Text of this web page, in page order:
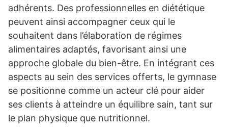
adhérents. Des professionnelles en diététique
peuvent ainsi accompagner ceux qui le
souhaitent dans l’élaboration de régimes
alimentaires adaptés, favorisant ainsi une
approche globale du bien-être. En intégrant ces
aspects au sein des services offerts, le gymnase
se positionne comme un acteur clé pour aider
ses clients à atteindre un équilibre sain, tant sur
le plan physique que nutritionnel.